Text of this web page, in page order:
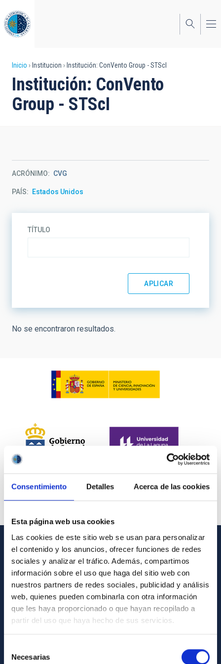
Consentimiento Detalles Acerca de las cookies
Esta página web usa cookies
Las cookies de este sitio web se usan para personalizar
el contenido y los anuncios, ofrecer funciones de redes
sociales y analizar el tráfico. Además, compartimos
información sobre el uso que haga del sitio web con
nuestros partners de redes sociales, publicidad y análisis
web, quienes pueden combinarla con otra información
que les haya proporcionado o que hayan recopilado a
partir del uso que haya hecho de sus servicios.
Necesarias
al
contenido
principal
Sobrescribir
enlaces
de
navegación
Inicio Institucion Institución: ConVento Group - STScI
Institución: ConVento
Group - STScI
ACRÓNIMO CVG
PAÍS Estados Unidos
TÍTULO
No se encontraron resultados.
INFORMACIÓN GENERAL
Contacto
Cómo llegar al IAC
Directorio de personal
Biblioteca